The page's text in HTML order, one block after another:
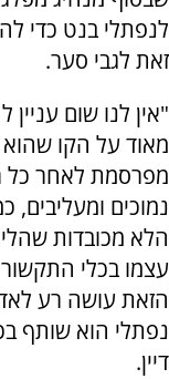
לנפתלי בנט כדי
זאת לגבי סער.
"אין לנו שום
מאוד על הקו שהוא
מפרסמת לאחר כל
נמוכים
הלא מכובדות
עצמו בכלי
הזאת עושה רע
נפתלי הוא שותף
דיין.